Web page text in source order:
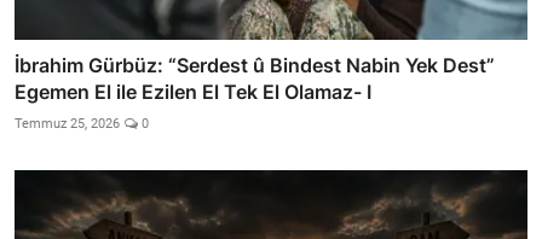
İbrahim Gürbüz: “Serdest û Bindest Nabin Yek Dest”
Egemen El ile Ezilen El Tek El Olamaz- I
Temmuz 25, 2026 0